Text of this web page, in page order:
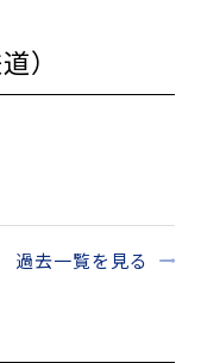
）
過去一覧を見る